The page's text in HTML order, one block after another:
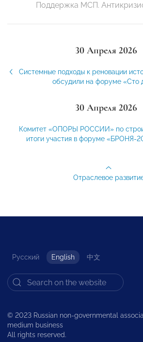
Поддержка МСП.
30 Апреля 2026
Системные подходы к реновации
обсудили на форуме «Сто
30 Апреля 2026
Комитет «ОПОРЫ РОССИИ» по
итоги участия в форуме «БРОНЯ-
Отраслевое
Русский English 中文
© 2023 Russian non-governmental
medium business
All rights reserved.